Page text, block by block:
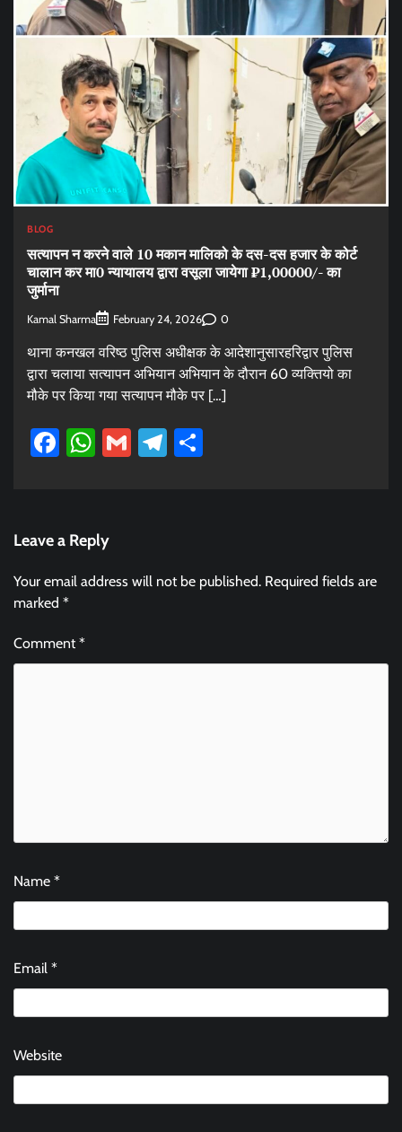
BLOG
सत्यापन न करने वाले 10 मकान मालिको के दस-दस हजार के कोर्ट
चालान कर मा0 न्यायालय द्वारा वसूला जायेगा ₹1,00000/- का
जुर्माना
Kamal Sharma February 24, 2026 0
थाना कनखल वरिष्ठ पुलिस अधीक्षक के आदेशानुसारहरिद्वार पुलिस
द्वारा चलाया सत्यापन अभियान अभियान के दौरान 60 व्यक्तियो का
मौके पर किया गया सत्यापन मौके पर […]
Facebook
WhatsApp
GmailTelegram
Leave a Reply
Your email address will not be published. Required fields are
marked *
Comment*
Name *
Email *
Website